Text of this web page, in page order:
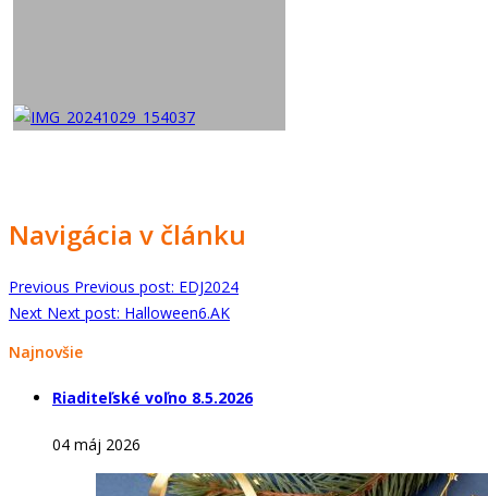
Navigácia v článku
Previous Previous post: EDJ2024
Next Next post: Halloween6.AK
Najnovšie
Riaditeľské voľno 8.5.2026
04 máj 2026